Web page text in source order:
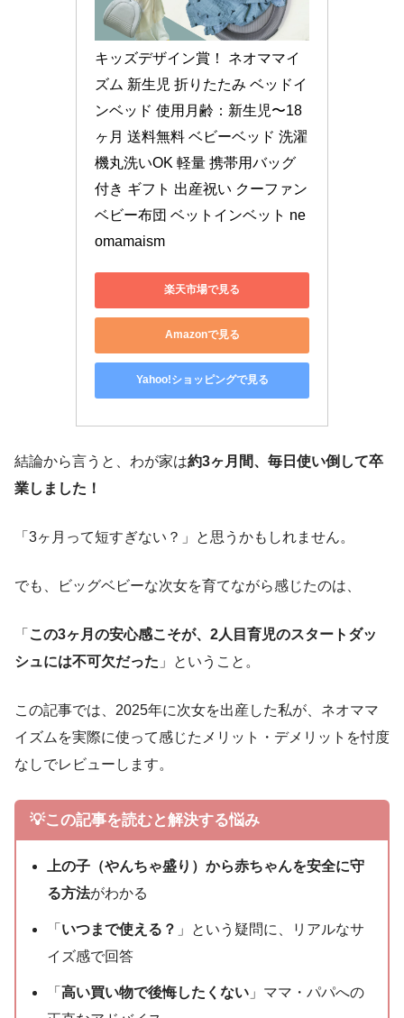
キッズデザイン賞！ ネオママイ
ズム 新生児 折りたたみ ベッドイ
ンベッド 使用月齢：新生児〜18
ヶ月 送料無料 ベビーベッド 洗濯
機丸洗いOK 軽量 携帯用バッグ
付き ギフト 出産祝い クーファン
ベビー布団 ベットインベット ne
omamaism
楽天市場で見る
Amazonで見る
Yahoo!ショッピングで見る
結論から言うと、わが家は約3ヶ月間、毎日使い倒して卒
業しました！
「3ヶ月って短すぎない？」と思うかもしれません。
でも、ビッグベビーな次女を育てながら感じたのは、
「 この3ヶ月の安心感こそが、2人目育児のスタートダッ
シュには不可欠だった 」ということ。
この記事では、2025年に次女を出産した私が、ネオママ
イズムを実際に使って感じたメリット・デメリットを忖度
なしでレビューします。
💡この記事を読むと解決する悩み
上の子（やんちゃ盛り）から赤ちゃんを安全に守
る方法がわかる
「 いつまで使える？ 」という疑問に、リアルなサ
イズ感で回答
「高い買い物で後悔したくない 」ママ・パパへの